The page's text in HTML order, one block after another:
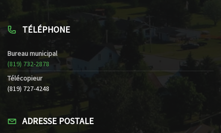
TÉLÉPHONE
Bureau municipal
(819) 732-2878
Télécopieur
(819) 727-4248
ADRESSE POSTALE